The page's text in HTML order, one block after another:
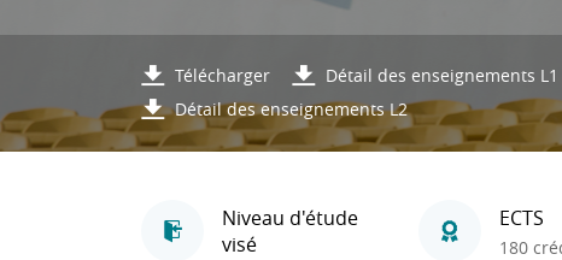
Télécharger
Détail des enseignements L1
Détail des enseignements L2
Niveau d'étude
visé
ECTS
180